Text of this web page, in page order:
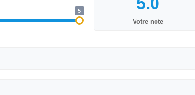
5
Votre note